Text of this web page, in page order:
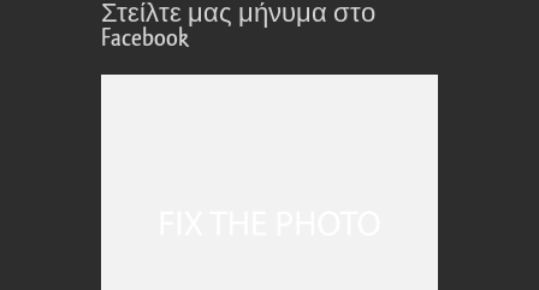
Στείλτε μας μήνυμα στο
Facebook